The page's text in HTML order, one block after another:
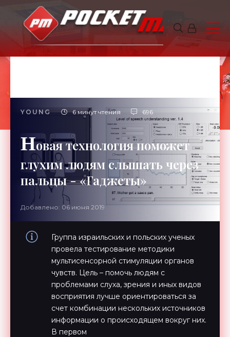
YOUNG 6 минут чтения 696
Новая технология поможет
глухим людям слышать через
пальцы - «Гаджеты»
Добавлено: 06 июня 2019
Группа израильских и польских ученых
провела тестирование методики
мультисенсорной стимуляции органов
чувств. Цель – помочь людям с
проблемами слуха, зрения и иных видов
восприятия лучше ориентироваться за
счет комбинации нескольких источников
информации о происходящем вокруг них.
В первом